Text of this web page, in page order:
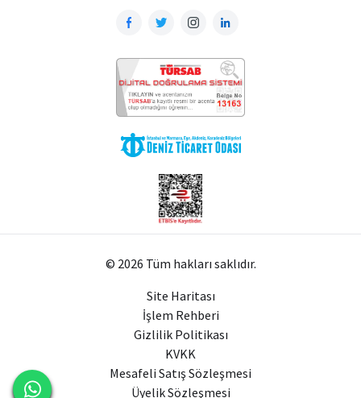
© 2026 Tüm hakları saklıdır.
Site Haritası
İşlem Rehberi
Gizlilik Politikası
KVKK
Mesafeli Satış Sözleşmesi
Üyelik Sözleşmesi